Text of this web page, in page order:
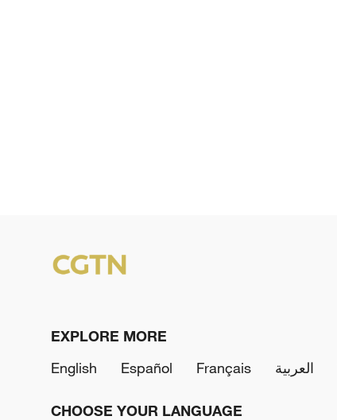
EXPLORE MORE
English
Español Français العربية
CHOOSE YOUR LANGUAGE